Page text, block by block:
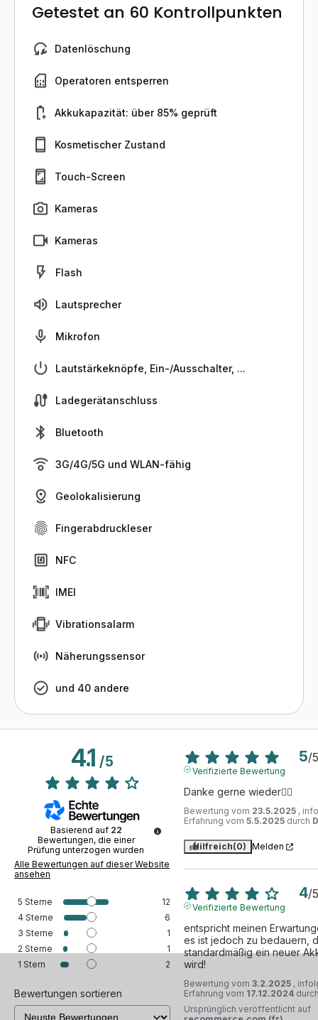
Getestet an 60 Kontrollpunkten
Datenlöschung
Operatoren entsperren
Akkukapazität: über 85% geprüft
Kosmetischer Zustand
Touch-Screen
Kameras
Kameras
Flash
Lautsprecher
Mikrofon
Lautstärkeknöpfe, Ein-/Ausschalter, ...
Ladegerätanschluss
Bluetooth
3G/4G/5G und WLAN-fähig
Geolokalisierung
Fingerabdruckleser
NFC
IMEI
Vibrationsalarm
Näherungssensor
und 40 andere
4.1/5
Basierend auf 22
Bewertungen, die einer
Prüfung unterzogen wurden
Alle Bewertungen auf dieser Website
ansehen
5 Sterne
12
4 Sterne
6
3 Sterne
1
2 Sterne
1
1 Stern 2
Bewertungen sortieren
5/5
Verifizierte Bewertung
Danke gerne wieder👍🏻
Bewertung vom 23.5.2025 ,
Erfahrung vom 5.5.2025 durch
Hilfreich(0) Melden
4/5
Verifizierte Bewertung
entspricht meinen
es ist jedoch zu bedauern,
standardmäßig ein neuer
wird!
Bewertung vom 3.2.2025 ,
Erfahrung vom 17.12.2024
Ursprünglich veröffentlicht auf